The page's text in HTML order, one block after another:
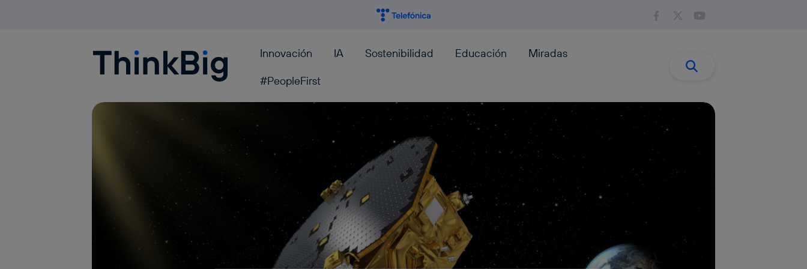
Blogthinkbig.com Innovación IA Sostenibilidad Educación
Miradas
#PeopleFirst
Buscar